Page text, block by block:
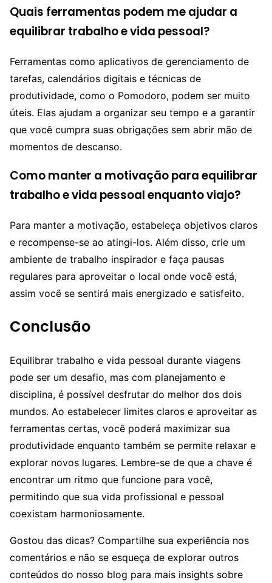
Quais ferramentas podem me ajudar a
equilibrar trabalho e vida pessoal?
Ferramentas como aplicativos de gerenciamento de
tarefas, calendários digitais e técnicas de
produtividade, como o Pomodoro, podem ser muito
úteis. Elas ajudam a organizar seu tempo e a garantir
que você cumpra suas obrigações sem abrir mão de
momentos de descanso.
Como manter a motivação para equilibrar
trabalho e vida pessoal enquanto viajo?
Para manter a motivação, estabeleça objetivos claros
e recompense-se ao atingi-los. Além disso, crie um
ambiente de trabalho inspirador e faça pausas
regulares para aproveitar o local onde você está,
assim você se sentirá mais energizado e satisfeito.
Conclusão
Equilibrar trabalho e vida pessoal durante viagens
pode ser um desafio, mas com planejamento e
disciplina, é possível desfrutar do melhor dos dois
mundos. Ao estabelecer limites claros e aproveitar as
ferramentas certas, você poderá maximizar sua
produtividade enquanto também se permite relaxar e
explorar novos lugares. Lembre-se de que a chave é
encontrar um ritmo que funcione para você,
permitindo que sua vida profissional e pessoal
coexistam harmoniosamente.
Gostou das dicas? Compartilhe sua experiência nos
comentários e não se esqueça de explorar outros
conteúdos do nosso blog para mais insights sobre